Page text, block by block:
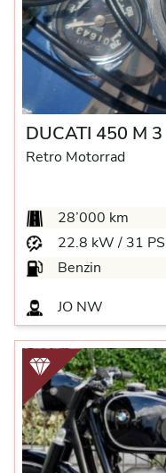
DUCATI 450 M 3
Retro Motorrad
28’000 km
22.8 kW / 31 PS
Benzin
JO NW